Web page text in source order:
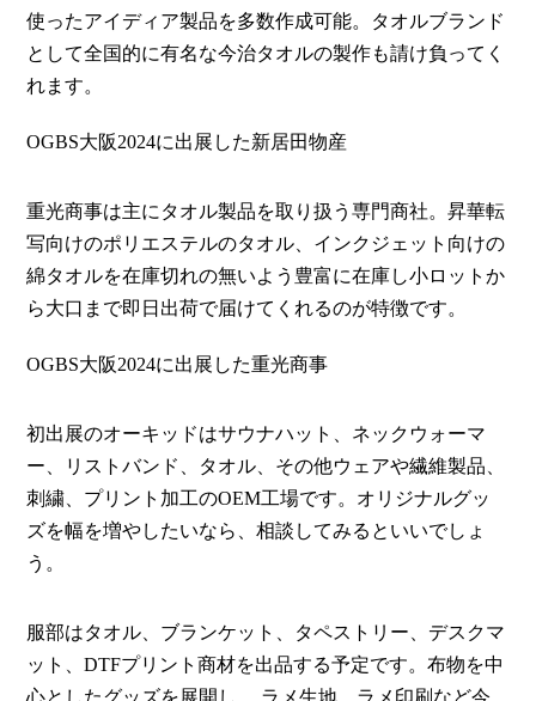
使ったアイディア製品を多数作成可能。タオルブランド
として全国的に有名な今治タオルの製作も請け負ってく
れます。
OGBS大阪2024に出展した新居田物産
重光商事は主にタオル製品を取り扱う専門商社。昇華転
写向けのポリエステルのタオル、インクジェット向けの
綿タオルを在庫切れの無いよう豊富に在庫し小ロットか
ら大口まで即日出荷で届けてくれるのが特徴です。
OGBS大阪2024に出展した重光商事
初出展のオーキッドはサウナハット、ネックウォーマ
ー、リストバンド、タオル、その他ウェアや繊維製品、
刺繍、プリント加工のOEM工場です。オリジナルグッ
ズを幅を増やしたいなら、相談してみるといいでしょ
う。
服部はタオル、ブランケット、タペストリー、デスクマ
ット、DTFプリント商材を出品する予定です。布物を中
心としたグッズを展開し、 ラメ生地、ラメ印刷など今